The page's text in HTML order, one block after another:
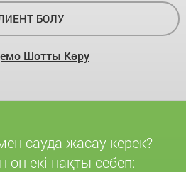
БОЛУ
Шотты Көру
сауда жасау керек?
он екі нақты себеп: